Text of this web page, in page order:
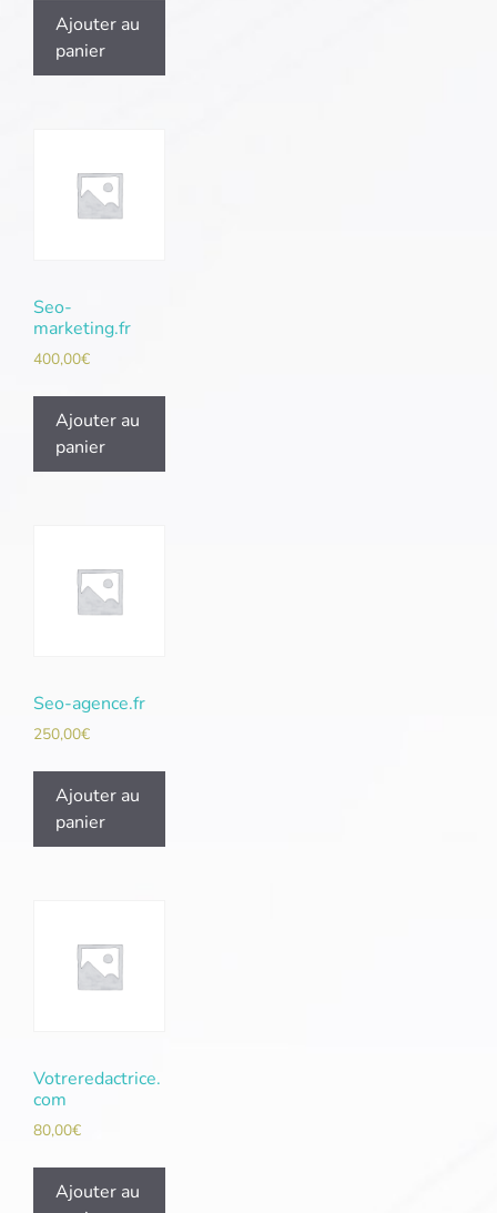
Ajouter au
panier
Seo-
marketing.fr
400,00€
Ajouter au
panier
Seo-agence.fr
250,00€
Ajouter au
panier
Votreredactrice.
com
80,00€
Ajouter au